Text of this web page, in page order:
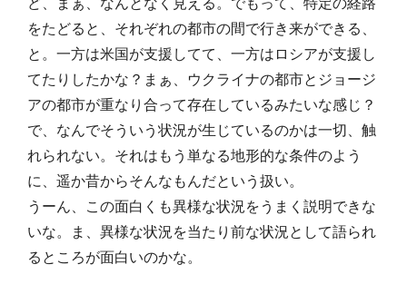
をたどると、それぞれの都市の間で行き来ができる、
と。一方は米国が支援してて、一方はロシアが支援し
てたりしたかな？まぁ、ウクライナの都市とジョージ
アの都市が重なり合って存在しているみたいな感じ？
で、なんでそういう状況が生じているのかは一切、触
れられない。それはもう単なる地形的な条件のよう
に、遥か昔からそんなもんだという扱い。
うーん、この面白くも異様な状況をうまく説明できな
いな。ま、異様な状況を当たり前な状況として語られ
るところが面白いのかな。